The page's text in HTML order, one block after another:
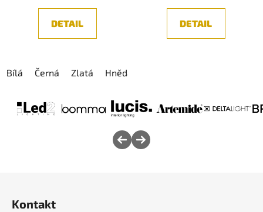
DETAIL
Bílá Černá Zlatá Hnědá
z
DETAIL
Kontakt